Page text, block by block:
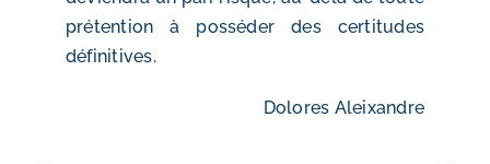
prétention à posséder des certitudes
définitives.
Dolores Aleixandre